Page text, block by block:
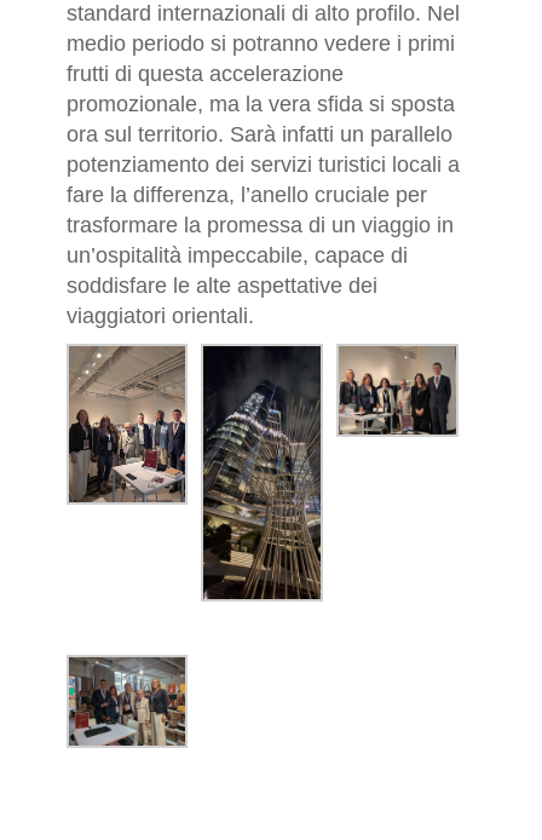
standard internazionali di alto profilo. Nel
medio periodo si potranno vedere i primi
frutti di questa accelerazione
promozionale, ma la vera sfida si sposta
ora sul territorio. Sarà infatti un parallelo
potenziamento dei servizi turistici locali a
fare la differenza, l’anello cruciale per
trasformare la promessa di un viaggio in
un’ospitalità impeccabile, capace di
soddisfare le alte aspettative dei
viaggiatori orientali.